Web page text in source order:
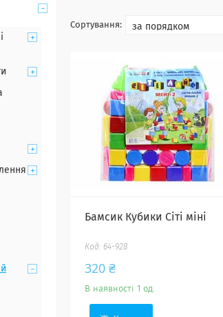
Бамсик Кубики Сіті міні
64-928
320 ₴
В наявності 1 од.